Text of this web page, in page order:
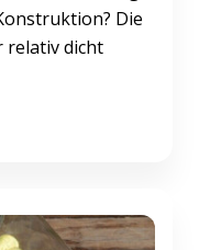
Die
relativ dicht